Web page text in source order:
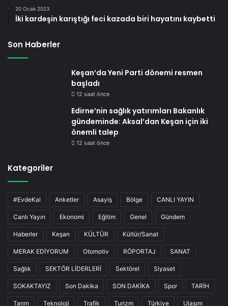
20 Ocak 2023
İki kardeşin karıştığı feci kazada biri hayatını kaybetti
Son Haberler
Keşan’da Yeni Parti dönemi resmen
başladı
12 saat önce
Edirne’nin sağlık yatırımları Bakanlık
gündeminde: Aksal’dan Keşan için iki
önemli talep
12 saat önce
Kategoriler
#EvdeKal Anketler Asayiş Bölge CANLI YAYIN
Canlı Yayın Ekonomi Eğitim Genel Gündem
Haberler Keşan KÜLTÜR Kültür/Sanat
MERAK EDİYORUM Otomotiv RÖPORTAJ SANAT
Sağlık SEKTÖR LİDERLERİ Sektörel Siyaset
SOKAKTAYIZ Son Dakika SON DAKİKA Spor TARİH
Tarım Teknoloji Trafik Turizm Türkiye Ulaşım